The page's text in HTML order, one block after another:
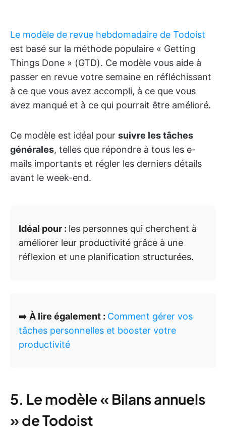
Le modèle de revue hebdomadaire de Todoist
est basé sur la méthode populaire « Getting
Things Done » (GTD). Ce modèle vous aide à
passer en revue votre semaine en réfléchissant
à ce que vous avez accompli, à ce que vous
avez manqué et à ce qui pourrait être amélioré.
Ce modèle est idéal pour suivre les tâches
générales, telles que répondre à tous les e-
mails importants et régler les derniers détails
avant le week-end.
Idéal pour : les personnes qui cherchent à
améliorer leur productivité grâce à une
réflexion et une planification structurées.
➡️ À lire également : Comment gérer vos
tâches personnelles et booster votre
productivité
5. Le modèle « Bilans annuels
» de Todoist